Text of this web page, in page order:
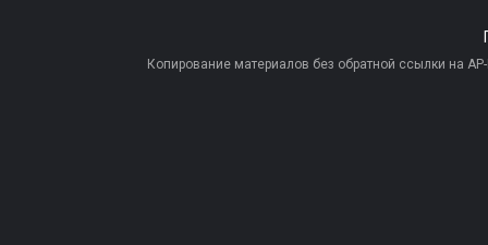
Копирование материалов без обратной ссылки на